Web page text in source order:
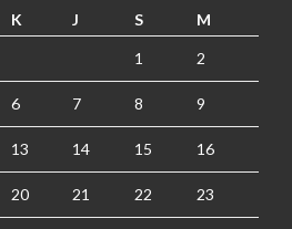
K J S M
1 2
6 7 8 9
13 14 15 16
20 21 22 23